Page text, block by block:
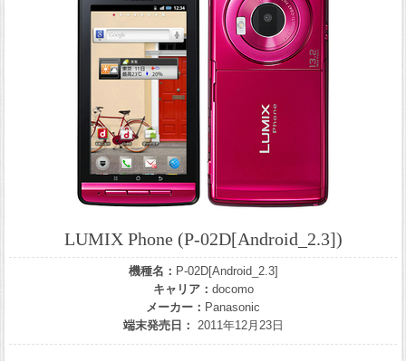
LUMIX Phone (P-02D[Android_2.3])
機種名： P-02D[Android_2.3]
キャリア： docomo
メーカー： Panasonic
端末発売日： 2011年12月23日